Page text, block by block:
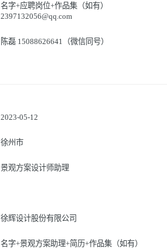
名字+应聘岗位+作品集（如有）
2397132056@qq.com
陈磊 15088626641（微信同号）
2023-05-12
徐州市
景观方案设计师助理
徐辉设计股份有限公司
名字+景观方案助理+简历+作品集（如有）